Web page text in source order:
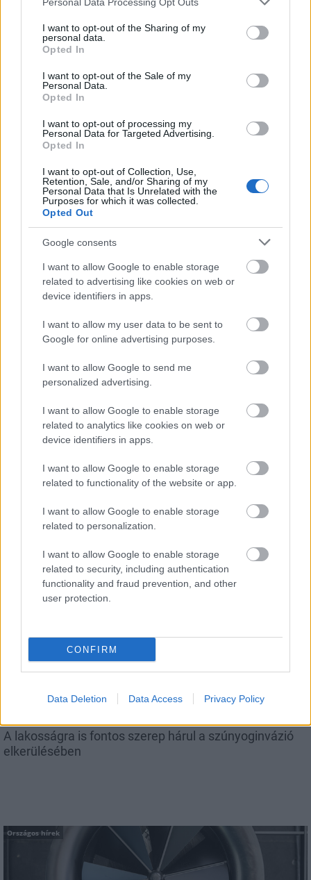
not limited to your visit or usage behaviour. You may click to
grant or deny consent to Google and its third-party tags to
use your data for below specified purposes in below Google
consent section.
I want to opt-out of the Sharing of my
personal data.
Opted In
I want to opt-out of the Sale of my
Personal Data.
Opted In
I want to opt-out of processing my
Personal Data for Targeted Advertising.
Opted In
I want to opt-out of Collection, Use,
Retention, Sale, and/or Sharing of my
Personal Data that Is Unrelated with the
Purposes for which it was collected.
Opted Out
Google consents
I want to allow Google to enable storage
related to advertising like cookies on web or
device identifiers in apps.
I want to allow my user data to be sent to
Google for online advertising purposes.
I want to allow Google to send me
personalized advertising.
I want to allow Google to enable storage
related to analytics like cookies on web or
device identifiers in apps.
I want to allow Google to enable storage
related to functionality of the website or app.
I want to allow Google to enable storage
related to personalization.
I want to allow Google to enable storage
related to security, including authentication
functionality and fraud prevention, and other
user protection.
CONFIRM
Data Deletion Data Access Privacy Policy
Paks II.: Mit jelent az 5. blokk új
mérföldköve a felülvizsgálat
közelében lévő logisztikai bázis út- és
közműhálózatának fejlesztése
Látlelet a hazai víziközművekről?
Egyetlen, fél évszázados vezetéken
Épített öröksége megújításával is készül
Mohács a csata ötszázadik
évfordulójára
AJÁNLJUK MÉG
Országos hírek
Kecskeméten is szakirányú továbbképzésekkel erősít a
A lakosságra is fontos szerep hárul a szúnyoginvázió
elkerülésében
Országos hírek